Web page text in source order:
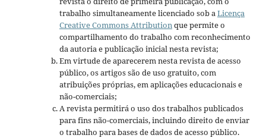
trabalho simultaneamente licenciado sob a Licença
Creative Commons Attribution que permite o
compartilhamento do trabalho com reconhecimento
da autoria e publicação inicial nesta revista;
Em virtude de aparecerem nesta revista de acesso
público, os artigos são de uso gratuito, com
atribuições próprias, em aplicações educacionais e
não-comerciais;
A revista permitirá o uso dos trabalhos publicados
para fins não-comerciais, incluindo direito de enviar
o trabalho para bases de dados de acesso público.